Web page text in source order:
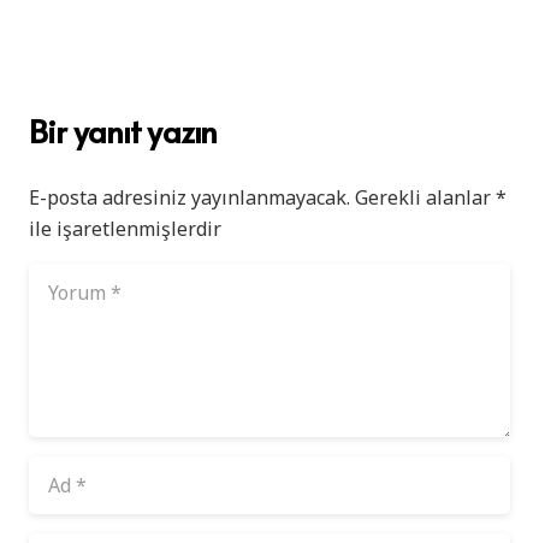
Bir yanıt yazın
E-posta adresiniz yayınlanmayacak. Gerekli alanlar*
ile işaretlenmişlerdir